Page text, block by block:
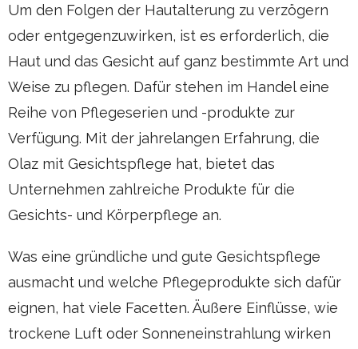
Um den Folgen der Hautalterung zu verzögern
oder entgegenzuwirken, ist es erforderlich, die
Haut und das Gesicht auf ganz bestimmte Art und
Weise zu pflegen. Dafür stehen im Handel eine
Reihe von Pflegeserien und -produkte zur
Verfügung. Mit der jahrelangen Erfahrung, die
Olaz mit Gesichtspflege hat, bietet das
Unternehmen zahlreiche Produkte für die
Gesichts- und Körperpflege an.
Was eine gründliche und gute Gesichtspflege
ausmacht und welche Pflegeprodukte sich dafür
eignen, hat viele Facetten. Äußere Einflüsse, wie
trockene Luft oder Sonneneinstrahlung wirken